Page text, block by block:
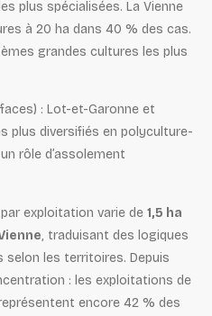
plus spécialisées. La Vienne
à 20 ha dans 40 % des cas.
grandes cultures les plus
: Lot-et-Garonne et
plus diversifiés en polyculture-
rôle d’assolement
exploitation varie de 1,5 ha
, traduisant des logiques
les territoires. Depuis
: les exploitations de
encore 42 % des